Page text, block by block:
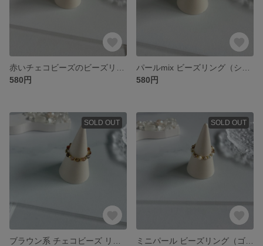
580円
580円
SOLD OUT SOLD OUT